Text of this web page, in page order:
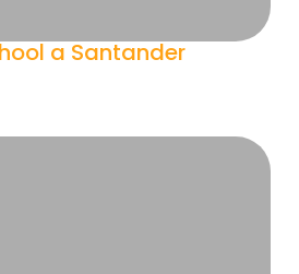
a Santander